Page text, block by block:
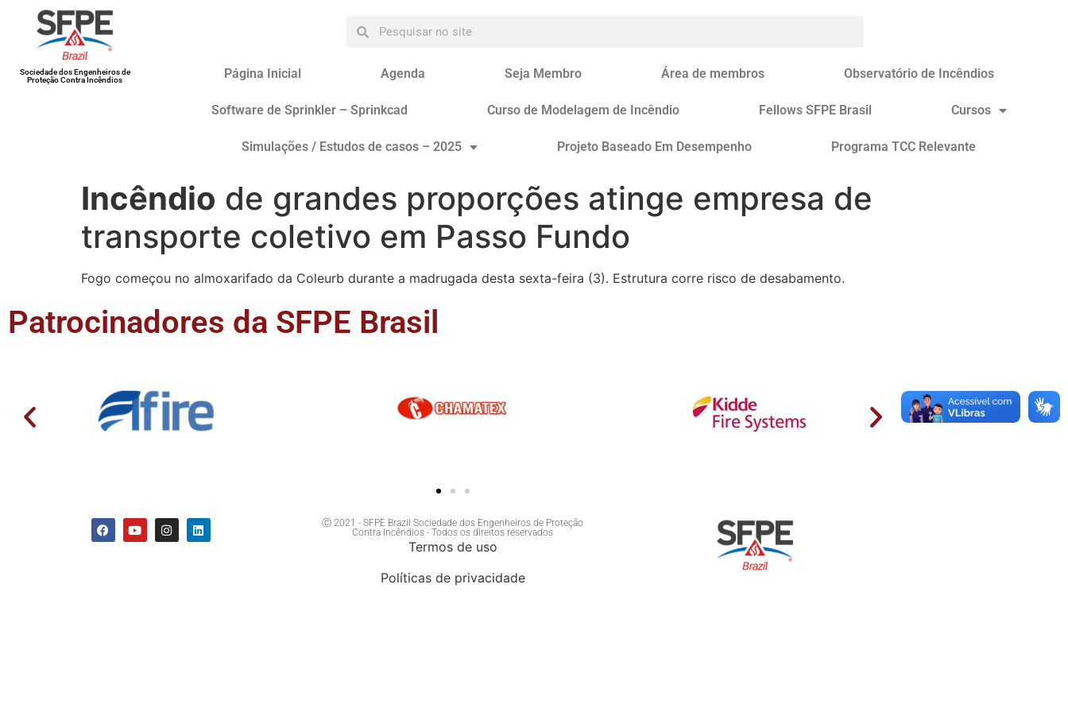
Sociedade dos Engenheiros de
Proteção Contra Incêndios
Página Inicial Agenda Seja Membro Área de membros Observatório de Incêndios
Software de Sprinkler – Sprinkcad Curso de Modelagem de Incêndio Fellows SFPE Brasil Cursos
Simulações / Estudos de casos – 2025 Projeto Baseado Em Desempenho Programa TCC Relevante
Incêndio de grandes proporções atinge empresa de
transporte coletivo em Passo Fundo
Fogo começou no almoxarifado da Coleurb durante a madrugada desta sexta-feira (3). Estrutura corre risco de desabamento.
Patrocinadores da SFPE Brasil
Ⓒ 2021 - SFPE Brazil Sociedade dos Engenheiros de Proteção
Contra Incêndios - Todos os direitos reservados
Termos de uso
Políticas de privacidade